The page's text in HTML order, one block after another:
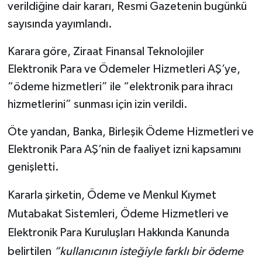
verildiğine dair kararı, Resmi Gazetenin bugünkü
sayısında yayımlandı.
Karara göre, Ziraat Finansal Teknolojiler
Elektronik Para ve Ödemeler Hizmetleri AŞ’ye,
“ödeme hizmetleri” ile “elektronik para ihracı
hizmetlerini” sunması için izin verildi.
Öte yandan, Banka, Birleşik Ödeme Hizmetleri ve
Elektronik Para AŞ’nin de faaliyet izni kapsamını
genişletti.
Kararla şirketin, Ödeme ve Menkul Kıymet
Mutabakat Sistemleri, Ödeme Hizmetleri ve
Elektronik Para Kuruluşları Hakkında Kanunda
belirtilen “kullanıcının isteğiyle farklı bir ödeme